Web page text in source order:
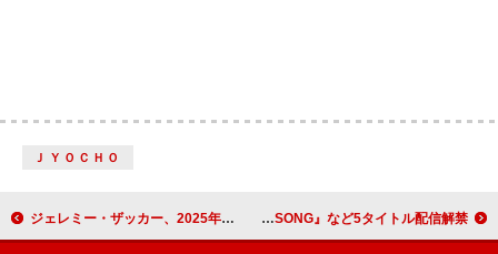
ＪＹＯＣＨＯ
ジェレミー・ザッカー、2025年12月に来日公演決定 ART-SCHOOL、過去作品の『DIVA』『EVIL』『SWAN SONG』など5タイトル配信解禁